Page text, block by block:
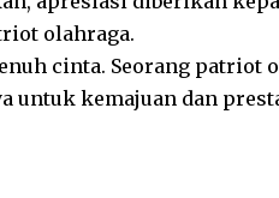
olahraga.
cinta. Seorang patriot
kemajuan dan